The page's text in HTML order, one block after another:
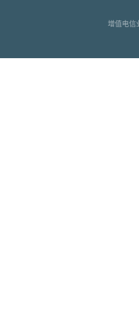
增值电信